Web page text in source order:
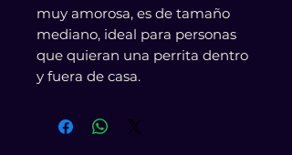
muy amorosa, es de tamaño
mediano, ideal para personas
que quieran una perrita dentro
y fuera de casa.